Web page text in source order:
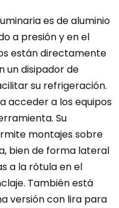
es de aluminio
a presión y en el
están directamente
un disipador de
su refrigeración.
acceder a los equipos
Su
montajes sobre
bien de forma lateral
a la rótula en el
También está
versión con lira para